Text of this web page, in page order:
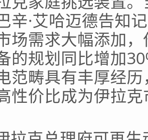
辛·艾哈迈德告知
场需求大幅添加
的规划同比增加
范畴具有丰厚经
性价比成为伊拉